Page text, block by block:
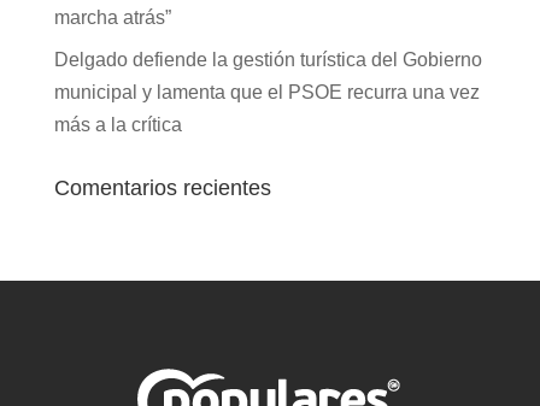
marcha atrás”
Delgado defiende la gestión turística del Gobierno
municipal y lamenta que el PSOE recurra una vez
más a la crítica
Comentarios recientes